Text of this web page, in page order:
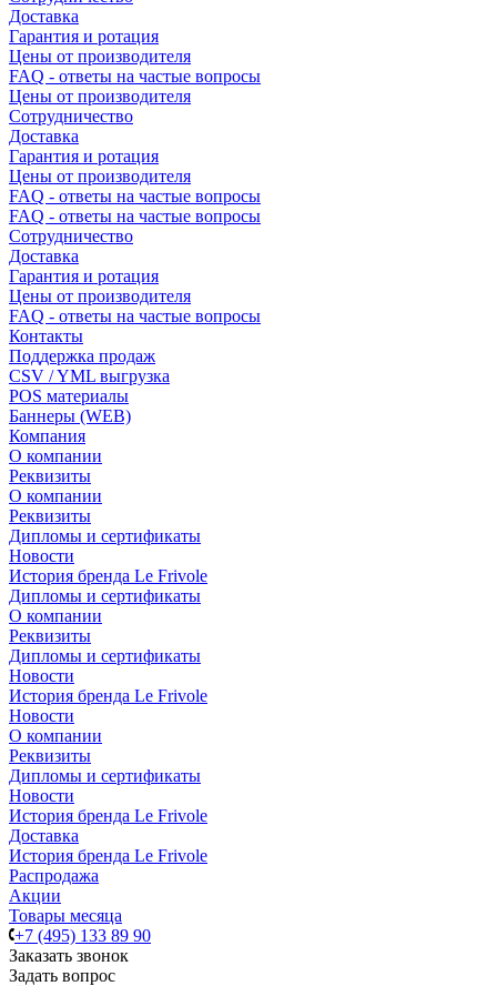
Доставка
Гарантия и ротация
Цены от производителя
FAQ - ответы на частые вопросы
Цены от производителя
Сотрудничество
Доставка
Гарантия и ротация
Цены от производителя
FAQ - ответы на частые вопросы
FAQ - ответы на частые вопросы
Сотрудничество
Доставка
Гарантия и ротация
Цены от производителя
FAQ - ответы на частые вопросы
Контакты
Поддержка продаж
CSV / YML выгрузка
POS материалы
Баннеры (WEB)
Компания
О компании
Реквизиты
О компании
Реквизиты
Дипломы и сертификаты
Новости
История бренда Le Frivole
Дипломы и сертификаты
О компании
Реквизиты
Дипломы и сертификаты
Новости
История бренда Le Frivole
Новости
О компании
Реквизиты
Дипломы и сертификаты
Новости
История бренда Le Frivole
Доставка
История бренда Le Frivole
Распродажа
Акции
Товары месяца
+7 (495) 133 89 90
Заказать звонок
Задать вопрос